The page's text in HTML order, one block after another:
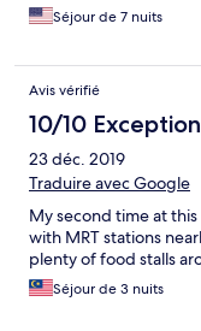
Séjour de 7 nuits
Avis vérifié
10/10
23 déc. 2019
Traduire avec Google
My second time at
with MRT stations
plenty of food stalls
Séjour de 3 nuits